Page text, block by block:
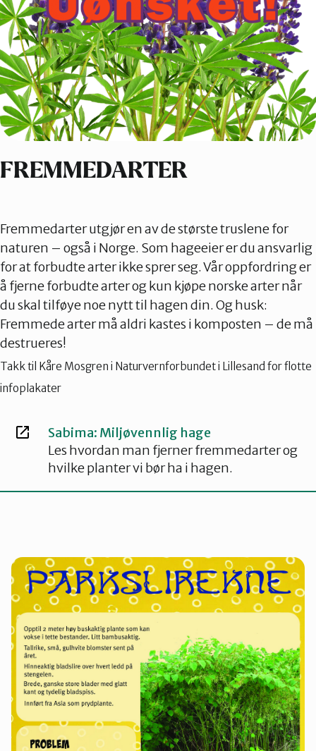
FREMMEDARTER
Fremmedarter utgjør en av de største truslene for
naturen – også i Norge. Som hageeier er du ansvarlig
for at forbudte arter ikke sprer seg. Vår oppfordring er
å fjerne forbudte arter og kun kjøpe norske arter når
du skal tilføye noe nytt til hagen din. Og husk:
Fremmede arter må aldri kastes i komposten – de må
destrueres!
Takk til Kåre Mosgren i Naturvernforbundet i Lillesand for flotte
infoplakater
Sabima: Miljøvennlig hage
Les hvordan man fjerner fremmedarter og
hvilke planter vi bør ha i hagen.